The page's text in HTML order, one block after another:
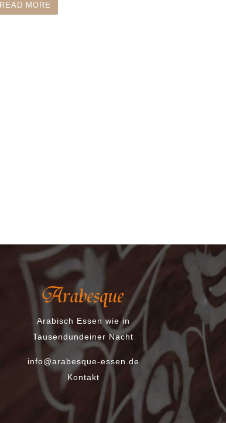
READ MORE
Arabisch Essen wie in
Tausendundeiner Nacht
info@arabesque-essen.de
Kontakt